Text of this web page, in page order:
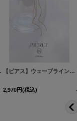
1]
[NE355-260528-1]
】[OF02] 【ピアス】ウェーブラインロングピアス【Fサイズ/1カラー】
2,970円(税込)